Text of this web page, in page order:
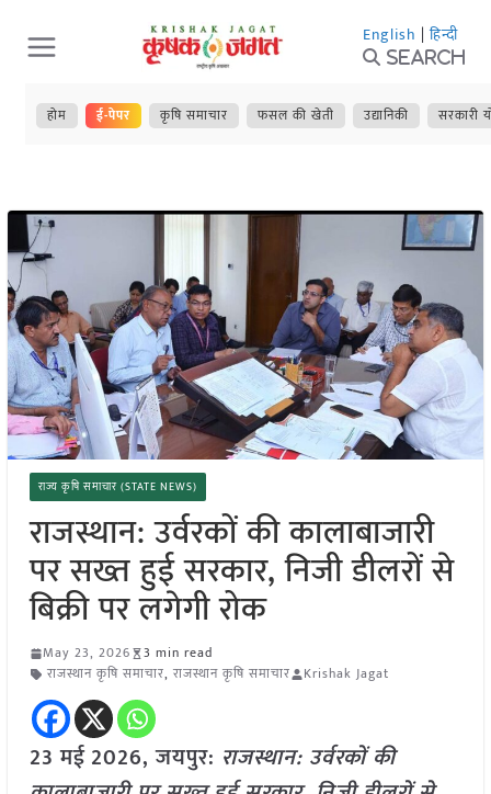
Skip
to
content
English | हिन्दी
Search
होम ई-पेपर कृषि समाचार फसल की खेती उद्यानिकी सरकारी
राज्य कृषि समाचार (STATE NEWS)
राजस्थान: उर्वरकों की कालाबाजारी
पर सख्त हुई सरकार, निजी डीलरों से
बिक्री पर लगेगी रोक
May 23, 2026
3 min read
राजस्थान कृषि समाचार, राजस्थान कृषि समाचार Krishak Jagat
23 मई2026, जयपुर: राजस्थान: उर्वरकों की